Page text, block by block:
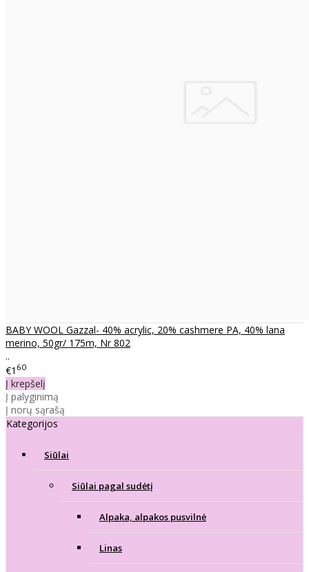
BABY WOOL Gazzal- 40% acrylic, 20% cashmere PA, 40% lana
merino, 50gr/ 175m, Nr 802
..
€1 60
Į krepšelį
Į palyginimą
Į norų sąrašą
Kategorijos
Siūlai
Siūlai pagal sudėtį
Alpaka, alpakos pusvilnė
Linas